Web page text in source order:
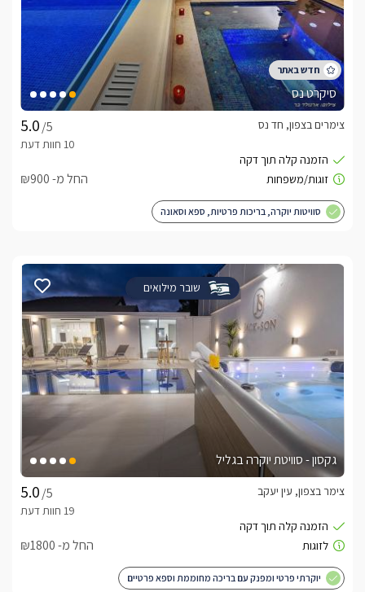
סיקרט נס
/5
צימרים בצפון, חד נס
החל מ- ₪900
סוויטות יוקרה, בריכות פרטיות, ספא וסאונה
שובר מילואים
גקסון - סוויטת יוקרה בגליל
/5
צימר בצפון, עין יעקב
החל מ- ₪1800
יוקרתי פרטי ומפנק עם בריכה מחוממת וספא פרטיים